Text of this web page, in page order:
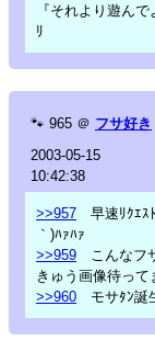
『それより遊ん
ﾘ
🐾 965 ＠ フサ好き
2003-05-15
10:42:38
>>957 早速ﾘｸｴｽ
｀)ﾊｧﾊｧ
>>959 こんなフ
きゅう画像待って
>>960 モサﾀﾝ誕